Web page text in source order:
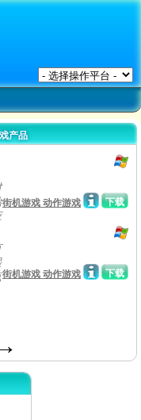
产品
下载
街机游戏 动作游戏
下载
街机游戏 动作游戏